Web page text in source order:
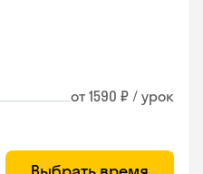
от 1590 ₽ / урок